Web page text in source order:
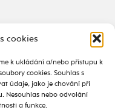
cookies
k ukládání a/nebo přístupu k
cookies. Souhlas s
údaje, jako je chování při
Nesouhlas nebo odvolání
a funkce.